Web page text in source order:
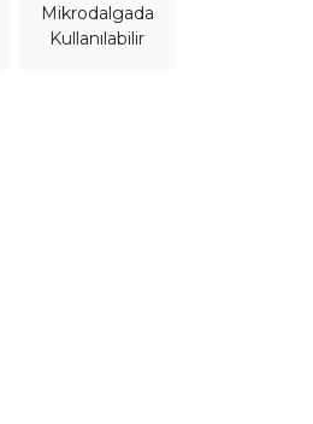
Mikrodalgada
Kullanılabilir